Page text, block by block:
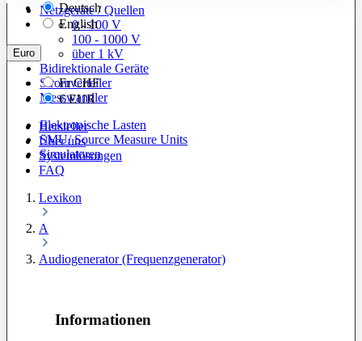
Netzgeräte / Quellen
0 - 100 V
100 - 1000 V
über 1 kV
Bidirektionale Geräte
Stromverteiler
Messwandler
Elektronische Lasten
SMU/ Source Measure Units
Simulatoren
Deutsch
English
Euro
FrCHF
€EUR
Hersteller
Über uns
Systemlösungen
FAQ
Lexikon
A
Audiogenerator (Frequenzgenerator)
Informationen